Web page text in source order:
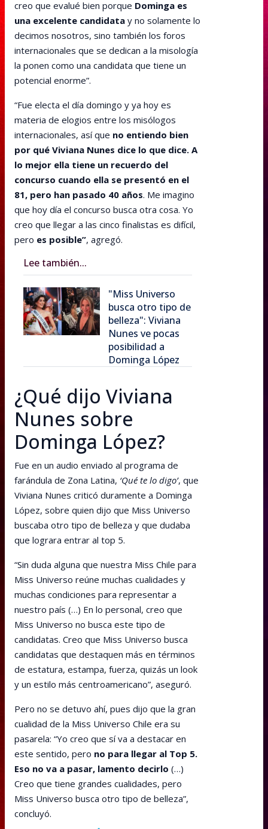
creo que evalué bien porque Dominga es
una excelente candidata y no solamente lo
decimos nosotros, sino también los foros
internacionales que se dedican a la misología
la ponen como una candidata que tiene un
potencial enorme”.
“Fue electa el día domingo y ya hoy es
materia de elogios entre los misólogos
internacionales, así que no entiendo bien
por qué Viviana Nunes dice lo que dice. A
lo mejor ella tiene un recuerdo del
concurso cuando ella se presentó en el
81, pero han pasado 40 años. Me imagino
que hoy día el concurso busca otra cosa. Yo
creo que llegar a las cinco finalistas es difícil,
pero es posible”, agregó.
Lee también...
"Miss Universo
busca otro tipo de
belleza": Viviana
Nunes ve pocas
posibilidad a
Dominga López
¿Qué dijo Viviana
Nunes sobre
Dominga López?
Fue en un audio enviado al programa de
farándula de Zona Latina, ‘Qué te lo digo’, que
Viviana Nunes criticó duramente a Dominga
López, sobre quien dijo que Miss Universo
buscaba otro tipo de belleza y que dudaba
que lograra entrar al top 5.
“Sin duda alguna que nuestra Miss Chile para
Miss Universo reúne muchas cualidades y
muchas condiciones para representar a
nuestro país (…) En lo personal, creo que
Miss Universo no busca este tipo de
candidatas. Creo que Miss Universo busca
candidatas que destaquen más en términos
de estatura, estampa, fuerza, quizás un look
y un estilo más centroamericano”, aseguró.
Pero no se detuvo ahí, pues dijo que la gran
cualidad de la Miss Universo Chile era su
pasarela: “Yo creo que sí va a destacar en
este sentido, pero no para llegar al Top 5.
Eso no va a pasar, lamento decirlo (…)
Creo que tiene grandes cualidades, pero
Miss Universo busca otro tipo de belleza”,
concluyó.